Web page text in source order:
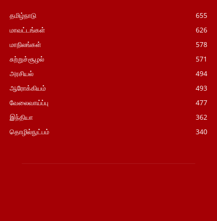
தமிழ்நாடு
655
மாவட்டங்கள்
626
மாநிலங்கள்
578
சுற்றுச்சூழல்
571
அரசியல்
494
ஆரோக்கியம்
493
வேலைவாய்ப்பு
477
இந்தியா
362
தொழில்நுட்பம்
340